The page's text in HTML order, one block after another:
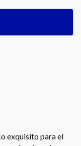
exquisito para el